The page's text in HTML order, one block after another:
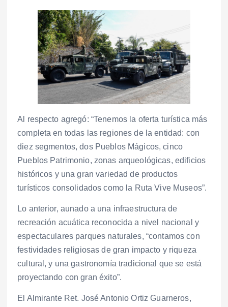
Al respecto agregó: “Tenemos la oferta turística más
completa en todas las regiones de la entidad: con
diez segmentos, dos Pueblos Mágicos, cinco
Pueblos Patrimonio, zonas arqueológicas, edificios
históricos y una gran variedad de productos
turísticos consolidados como la Ruta Vive Museos”.
Lo anterior, aunado a una infraestructura de
recreación acuática reconocida a nivel nacional y
espectaculares parques naturales, “contamos con
festividades religiosas de gran impacto y riqueza
cultural, y una gastronomía tradicional que se está
proyectando con gran éxito”.
El Almirante Ret. José Antonio Ortiz Guarneros,